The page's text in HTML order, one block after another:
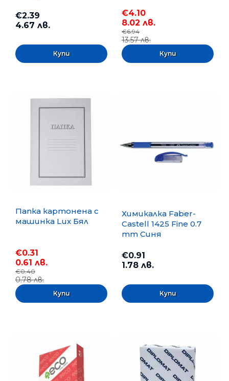
€2.39
4.67 лв.
€4.10
8.02 лв.
€6.94
13.57 лв.
Папка картонена с
машинка Lux Бял
€0.31
0.61 лв.
€0.40
0.78 лв.
Химикалка Faber-
Castell 1425 Fine 0.7
mm Синя
€0.91
1.78 лв.